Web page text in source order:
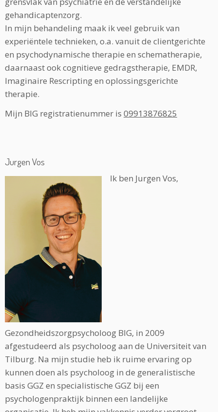
gehandicaptenzorg.
In mijn behandeling maak ik veel gebruik van
experiëntele technieken, o.a. vanuit de clientgerichte
en psychodynamische therapie en schematherapie,
daarnaast ook cognitieve gedragstherapie, EMDR,
Imaginaire Rescripting en oplossingsgerichte
therapie.
Mijn BIG registratienummer is 09913876825
Jurgen Vos
Ik ben Jurgen Vos,
Gezondheidszorgpsycholoog BIG, in 2009
afgestudeerd als psycholoog aan de Universiteit van
Tilburg. Na mijn studie heb ik ruime ervaring op
kunnen doen als psycholoog in de generalistische
basis GGZ en specialistische GGZ bij een
psychologenpraktijk binnen een landelijke